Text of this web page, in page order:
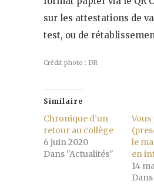
sur les attestations de
test, ou de
Crédit photo : DR
Similaire
Chronique d’un
retour au collège
6 juin 2020
Dans "Actualités"
Vous
le
en
14